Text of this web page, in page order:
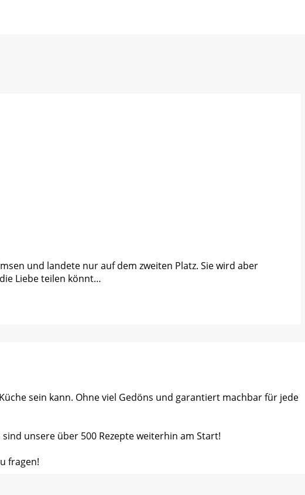
und landete nur auf dem zweiten Platz. Sie wird aber
Liebe teilen könnt…
sein kann. Ohne viel Gedöns und garantiert machbar für jede
unsere über 500 Rezepte weiterhin am Start!
fragen!